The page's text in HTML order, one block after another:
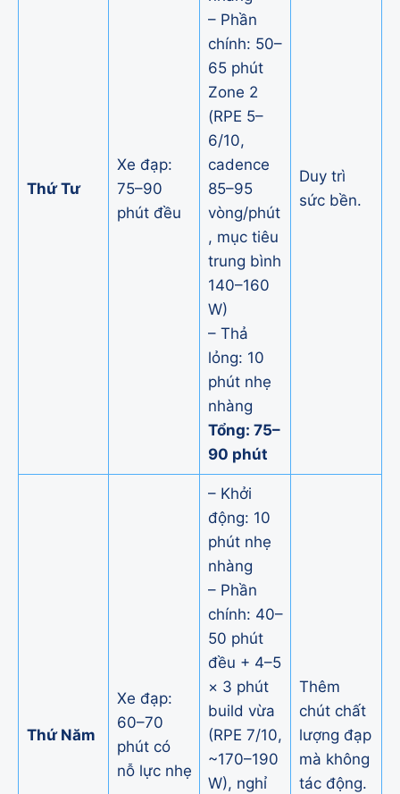
Thứ Tư
Xe đạp:
75–90
phút đều
– Phần
chính: 50–
65 phút
Zone 2
(RPE 5–
6/10,
cadence
85–95
vòng/phút
, mục tiêu
trung bình
140–160
W)
– Thả
lỏng: 10
phút nhẹ
nhàng
Tổng: 75–
90 phút
Duy trì
sức bền.
Thứ Năm
Xe đạp:
60–70
phút có
nỗ lực nhẹ
– Khởi
động: 10
phút nhẹ
nhàng
– Phần
chính: 40–
50 phút
đều + 4–5
× 3 phút
build vừa
(RPE 7/10,
~170–190
W), nghỉ
Thêm
chút chất
lượng đạp
mà không
tác động.